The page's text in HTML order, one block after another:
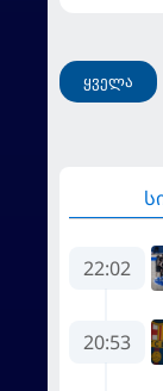
ყველა
22:02
20:53